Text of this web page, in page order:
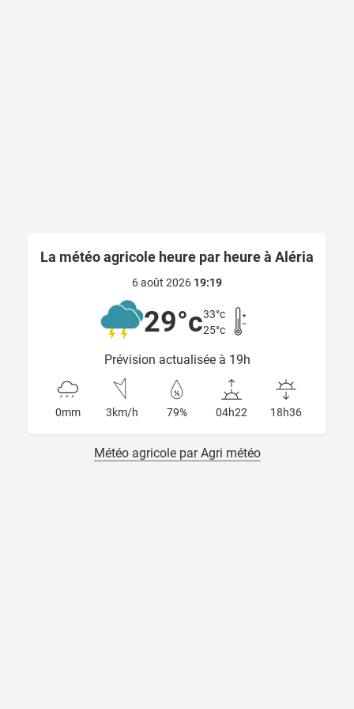
La météo agricole heure par heure à Aléria
6 août 2026 19:19
29°c33°c
25°c
Prévision actualisée à 19h
0mm 3km/h 79% 04h22 18h36
Météo agricole par Agri météo